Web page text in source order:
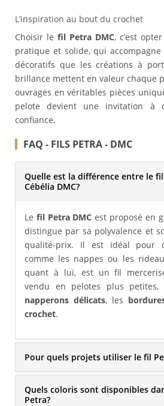
L’inspiration au bout du crochet
Choisir le fil Petra DMC, c’est
pratique et solide, qui
décoratifs que les créations à
brillance mettent en valeur chaque
ouvrages en véritables pièces
pelote devient une invitation à
confiance.
FAQ - FILS PETRA - DMC
Quelle est la différence entre le
Cébélia DMC?
Le fil Petra DMC est proposé en
distingue par sa polyvalence et
qualité-prix. Il est idéal pour
comme les nappes ou les
quant à lui, est un fil
vendu en pelotes plus
napperons délicats, les
crochet.
Pour quels projets utiliser le fil
Quels coloris sont disponibles
Petra?